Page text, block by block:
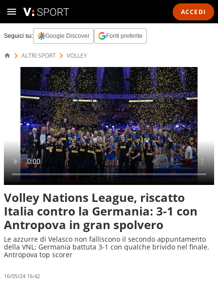
ACCEDI
Seguici su: Google Discover Fonti preferite
ALTRI SPORT VOLLEY
Volley Nations League, riscatto
Italia contro la Germania: 3-1 con
Antropova in gran spolvero
Le azzurre di Velasco non falliscono il secondo appuntamento
della VNL: Germania battuta 3-1 con qualche brivido nel finale.
Antropova top scorer
16/05/24 16:42